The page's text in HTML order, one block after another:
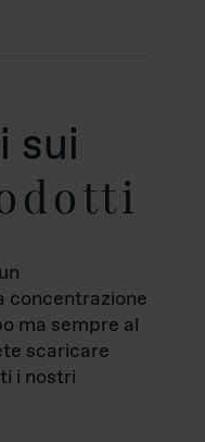
sui
concentrazione
ma sempre al
scaricare
i nostri